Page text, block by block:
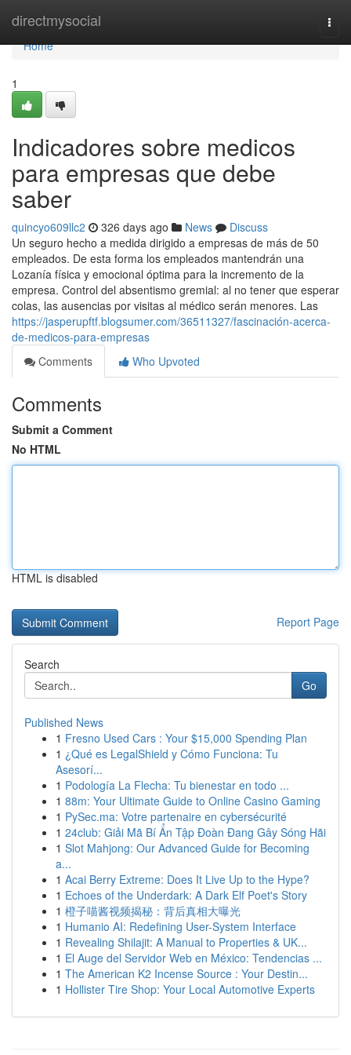
directmysocial
Home
Home
1
Indicadores sobre medicos
para empresas que debe
saber
quincyo609llc2 326 days ago News
Discuss
Un seguro hecho a medida dirigido a empresas de más de 50
empleados. De esta forma los empleados mantendrán una
Lozanía física y emocional óptima para la incremento de la
empresa. Control del absentismo gremial: al no tener que esperar
colas, las ausencias por visitas al médico serán menores. Las
https://jasperupftf.blogsumer.com/36511327/fascinación-acerca-
de-medicos-para-empresas
Comments
Who Upvoted
Comments
Submit a Comment
No HTML
HTML is disabled
Report Page
Search
Go
Published News
1 Fresno Used Cars : Your $15,000 Spending Plan
1 ¿Qué es LegalShield y Cómo Funciona: Tu
Asesorí...
1 Podología La Flecha: Tu bienestar en todo ...
1 88m: Your Ultimate Guide to Online Casino Gaming
1 PySec.ma: Votre partenaire en cybersécurité
1 24club: Giải Mã Bí Ẩn Tập Đoàn Đang Gây Sóng Hãi
1 Slot Mahjong: Our Advanced Guide for Becoming
a...
1 Acai Berry Extreme: Does It Live Up to the Hype?
1 Echoes of the Underdark: A Dark Elf Poet's Story
1 橙子喵酱视频揭秘：背后真相大曝光
1 Humanio AI: Redefining User-System Interface
1 Revealing Shilajit: A Manual to Properties & UK...
1 El Auge del Servidor Web en México: Tendencias ...
1 The American K2 Incense Source : Your Destin...
1 Hollister Tire Shop: Your Local Automotive Experts